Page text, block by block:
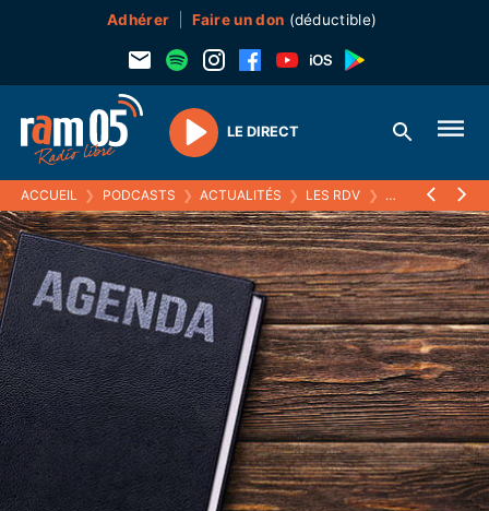
Adhérer Faire un don (déductible)
Play
LE DIRECT
ACCUEIL ❯ PODCASTS ❯ ACTUALITÉS ❯ LES RDV ❯ 08 AOÛT 2024